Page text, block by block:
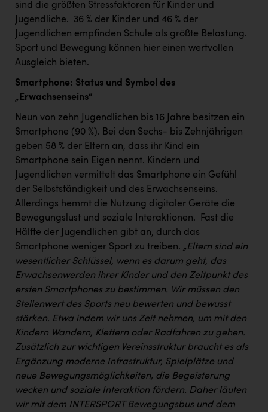
Wir besiegen Krebs
Wirtschaftskammer OÖ
ZGONC
ZULuft - Zukunft Luft Austria
z.l.ö.
Österreichisches Hebammengremium
Wirtschaftskammer OÖ Energiehandel
Dopgas
kunden basics
kontakt
sind die größten Stressfaktoren für Kinder und
Jugendliche. ​ 36 % der Kinder und 46 % der
Jugendlichen empfinden Schule als größte Belastung. ​
Sport und Bewegung können hier einen wertvollen
Ausgleich bieten. ​
Smartphone: Status und Symbol des
„Erwachsenseins“
Neun von zehn Jugendlichen bis 16 Jahre besitzen ein
Smartphone (90 %). Bei den Sechs- bis Zehnjährigen
geben 58 % der Eltern an, dass ihr Kind ein
Smartphone sein Eigen nennt. Kindern und
Jugendlichen vermittelt das Smartphone ein Gefühl
der Selbstständigkeit und des Erwachsenseins. ​
Allerdings hemmt die Nutzung digitaler Geräte die
Bewegungslust und soziale Interaktionen. ​ Fast die
Hälfte der Jugendlichen gibt an, durch das
Smartphone weniger Sport zu treiben. ​ „Eltern sind ein
wesentlicher Schlüssel, wenn es darum geht, das
Erwachsenwerden ihrer Kinder und den Zeitpunkt des
ersten Smartphones zu bestimmen. Wir müssen den
Stellenwert des Sports neu bewerten und bewusst
stärken. Etwa indem wir uns Zeit nehmen, um mit den
Kindern Wandern, Klettern oder Radfahren zu gehen.
Zusätzlich zur wichtigen Vereinsstruktur braucht es als
Ergänzung moderne Infrastruktur, Spielplätze und
neue Bewegungsmöglichkeiten, die Begeisterung
wecken und soziale Interaktion fördern. Daher läuten
wir mit dem INTERSPORT Bewegungsbus und dem